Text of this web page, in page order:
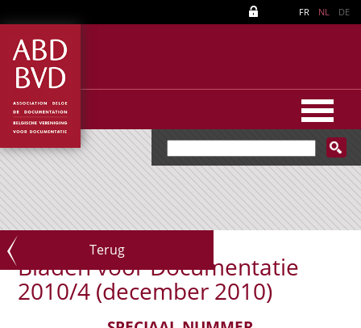
FR NL DE
Terug
Bladen voor Documentatie
2010/4 (december 2010)